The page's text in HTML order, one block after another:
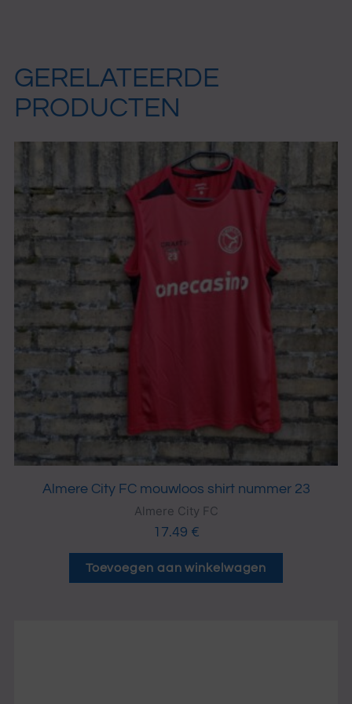
GERELATEERDE
PRODUCTEN
Almere City FC mouwloos shirt nummer 23
Almere City FC
17.49 €
Toevoegen aan winkelwagen